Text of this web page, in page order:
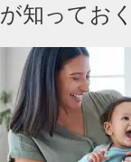
が知ってお